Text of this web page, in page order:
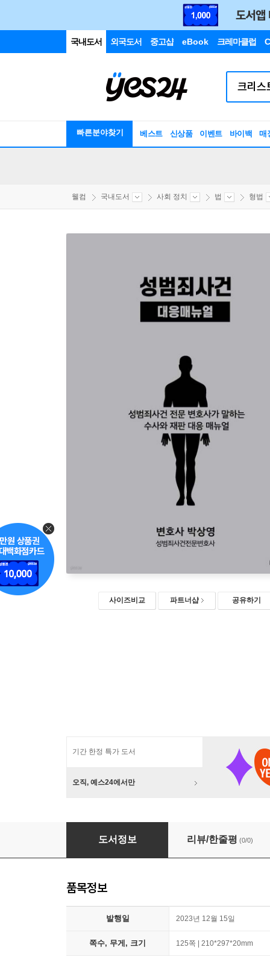
국내도서 외국도서 중고샵 eBook 크레마클럽
빠른분야찾기 베스트 신상품 이벤트 바이백 매
웰컴 국내도서 사회 정치 법 형법
사이즈비교 파트너샵 공유하기
기간 한정 특가 도서
오직, 예스24에서만
성범죄사건 대응메뉴얼
도서정보 리뷰/한줄평 (0/0)
품목정보
발행일 2023년 12월 15일
쪽수, 무게, 크기 125쪽 | 210*297*20mm